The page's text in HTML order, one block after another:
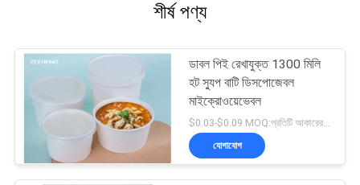
শীর্ষ পণ্য
ডাবল পিই রেখাযুক্ত 1300 মিলি
হট স্যুপ বাটি ডিসপোজেবল
মাইক্রোওয়েভেবল
$0.03-$0.09 MOQ:প্রতিটি আকারের জন্য 10000 পিসি
যোগাযোগ